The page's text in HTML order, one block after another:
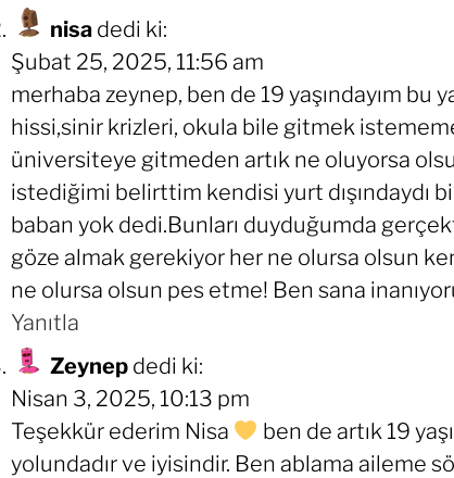
nisa dedi ki:
Şubat 25, 2025, 11:56 am
merhaba zeynep, ben de 19 yaşındayım
hissi,sinir krizleri, okula bile gitmek
üniversiteye gitmeden artık ne oluyorsa
istediğimi belirttim kendisi yurt dışındaydı
baban yok dedi.Bunları duyduğumda
göze almak gerekiyor her ne olursa olsun
ne olursa olsun pes etme! Ben sana
Yanıtla
Zeynep dedi ki:
Nisan 3, 2025, 10:13 pm
Teşekkür ederim Nisa
ben de artık 19
yolundadır ve iyisindir. Ben ablama aileme